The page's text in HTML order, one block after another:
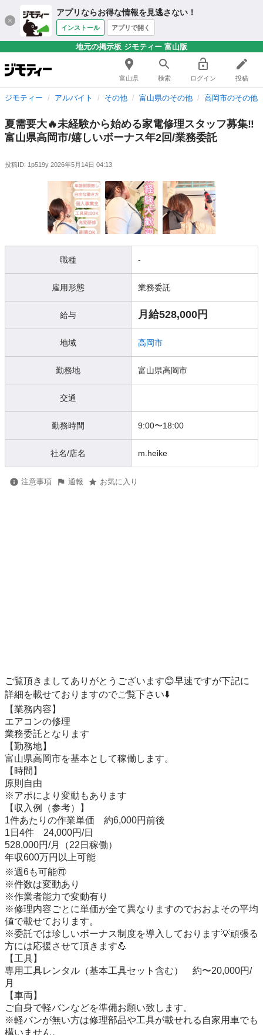
アプリならお得な情報を見逃さない！
インストール アプリで開く
地元の掲示板 ジモティー 富山版
富山県 検索 ログイン 投稿
ジモティー アルバイト その他 富山県のその他 高岡市のその他
夏需要大🔥未経験から始める家電修理スタッフ募集‼️
富山県高岡市/嬉しいボーナス年2回/業務委託
投稿ID: 1p519y 2026年5月14日 04:13
職種 -
雇用形態 業務委託
給与 月給528,000円
地域 高岡市
勤務地 富山県高岡市
交通
勤務時間 9:00〜18:00
社名/店名 m.heike
注意事項 通報 お気に入り
ご覧頂きましてありがとうございます😊早速ですが下記に
詳細を載せておりますのでご覧下さい⬇️
【業務内容】
エアコンの修理
業務委託となります
【勤務地】
富山県高岡市を基本として稼働します。
【時間】
原則自由
※アポにより変動もあります
【収入例（参考）】
1件あたりの作業単価　約6,000円前後
1日4件　24,000円/日
528,000円/月（22日稼働）
年収600万円以上可能
※週6も可能🉑
※件数は変動あり
※作業者能力で変動有り
※修理内容ごとに単価が全て異なりますのでおおよその平均
値で載せております。
※委託では珍しいボーナス制度を導入しております💡頑張る
方には応援させて頂きます💪
【工具】
専用工具レンタル（基本工具セット含む）　約〜20,000円/
月
【車両】
ご自身で軽バンなどを準備お願い致します。
※軽バンが無い方は修理部品や工具が載せれる自家用車でも
構いません。